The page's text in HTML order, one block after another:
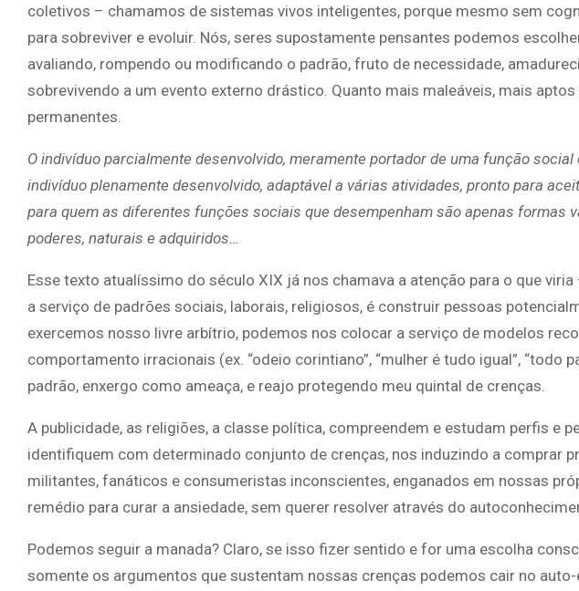
coletivos – chamamos de sistemas vivos inteligentes, porque mesmo sem
para sobreviver e evoluir. Nós, seres supostamente pensantes podemos
avaliando, rompendo ou modificando o padrão, fruto de necessidade,
sobrevivendo a um evento externo drástico. Quanto mais maleáveis, mais
permanentes.
O indivíduo parcialmente desenvolvido, meramente portador de uma função
indivíduo plenamente desenvolvido, adaptável a várias atividades, pronto para
para quem as diferentes funções sociais que desempenham são apenas formas
poderes, naturais e adquiridos…
Esse texto atualíssimo do século XIX já nos chamava a atenção para o que
a serviço de padrões sociais, laborais, religiosos, é construir pessoas
exercemos nosso livre arbítrio, podemos nos colocar a serviço de modelos
comportamento irracionais (ex. “odeio corintiano”, “mulher é tudo igual”,
padrão, enxergo como ameaça, e reajo protegendo meu quintal de crenças.
A publicidade, as religiões, a classe política, compreendem e estudam perfis e
identifiquem com determinado conjunto de crenças, nos induzindo a comprar
militantes, fanáticos e consumeristas inconscientes, enganados em nossas
remédio para curar a ansiedade, sem querer resolver através do
Podemos seguir a manada? Claro, se isso fizer sentido e for uma escolha
somente os argumentos que sustentam nossas crenças podemos cair no auto-